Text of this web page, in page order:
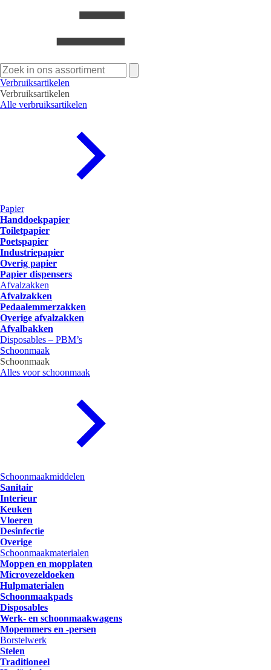
Zoeken
naar:
Verbruiksartikelen
Verbruiksartikelen
Alle verbruiksartikelen
Papier
Handdoekpapier
Toiletpapier
Poetspapier
Industriepapier
Overig papier
Papier dispensers
Afvalzakken
Afvalzakken
Pedaalemmerzakken
Overige afvalzakken
Afvalbakken
Disposables – PBM’s
Schoonmaak
Schoonmaak
Alles voor schoonmaak
Schoonmaakmiddelen
Sanitair
Interieur
Keuken
Vloeren
Desinfectie
Overige
Schoonmaakmaterialen
Moppen en mopplaten
Microvezeldoeken
Hulpmaterialen
Schoonmaakpads
Disposables
Werk- en schoonmaakwagens
Mopemmers en -persen
Borstelwerk
Stelen
Traditioneel